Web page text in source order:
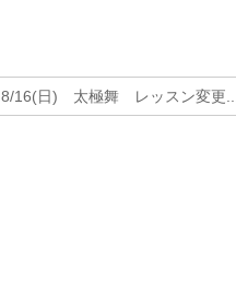
8/16(日) 太極舞 レッスン変更...